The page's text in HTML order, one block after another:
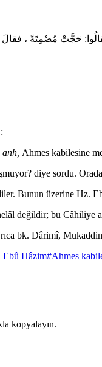
حَجَّتْ مُصْمِتَةً ، فقالَ
Ahmes kabilesine
diye sordu.
Bunun üzerine Hz.
değildir; bu Câhiliye
bk. Dârimî,
Ebû Hâzim#Ahmes
kopyalayın.